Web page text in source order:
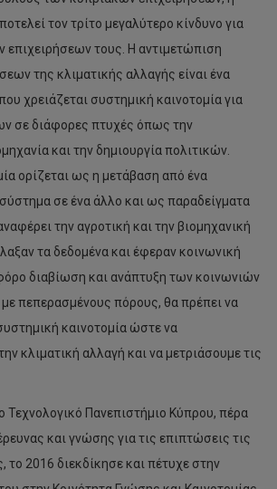
τον τρίτο μεγαλύτερο κίνδυνο για
επιχειρήσεων τους. Η αντιμετώπιση
της κλιματικής αλλαγής είναι ένα
χρειάζεται συστημική καινοτομία για
σε διάφορες πτυχές όπως την
και την δημιουργία πολιτικών.
ορίζεται ως η μετάβαση από ένα
σε ένα άλλο και ως παραδείγματα
την αγροτική και την βιομηχανική
τα δεδομένα και έφεραν κοινωνική
διαβίωση και ανάπτυξη των κοινωνιών
πεπερασμένους πόρους, θα πρέπει να
καινοτομία ώστε να
κλιματική αλλαγή και να μετριάσουμε τις
Τεχνολογικό Πανεπιστήμιο Κύπρου, πέρα
και γνώσης για τις επιπτώσεις τις
το 2016 διεκδίκησε και πέτυχε στην